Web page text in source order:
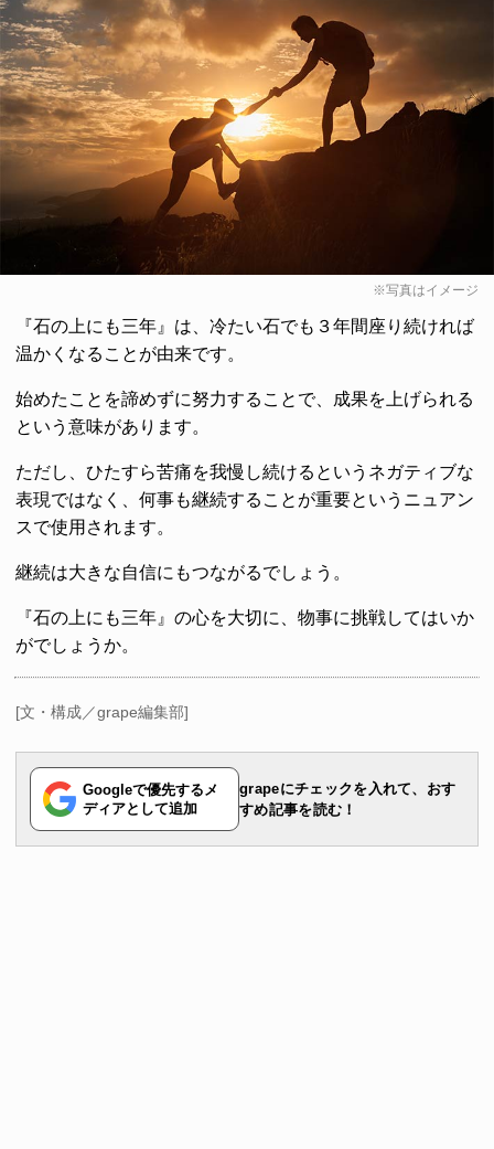
※写真はイメージ
『石の上にも三年』は、冷たい石でも３年間座り続ければ
温かくなることが由来です。
始めたことを諦めずに努力することで、成果を上げられる
という意味があります。
ただし、ひたすら苦痛を我慢し続けるというネガティブな
表現ではなく、何事も継続することが重要というニュアン
スで使用されます。
継続は大きな自信にもつながるでしょう。
『石の上にも三年』の心を大切に、物事に挑戦してはいか
がでしょうか。
[文・構成／grape編集部]
Googleで優先するメ
ディアとして追加
grapeにチェックを入れて、おす
すめ記事を読む！